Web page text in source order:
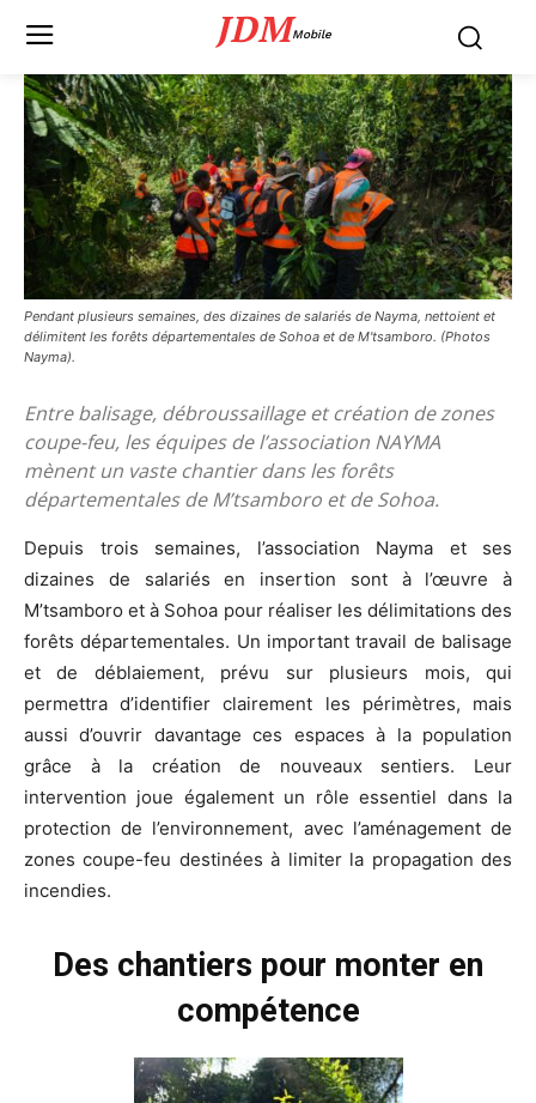
JDMMobile
Pendant plusieurs semaines, des dizaines de salariés de Nayma, nettoient et
délimitent les forêts départementales de Sohoa et de M'tsamboro. (Photos
Nayma).
Entre balisage, débroussaillage et création de zones
coupe-feu, les équipes de l’association NAYMA
mènent un vaste chantier dans les forêts
départementales de M’tsamboro et de Sohoa.
Depuis trois semaines, l’association Nayma et ses
dizaines de salariés en insertion sont à l’œuvre à
M’tsamboro et à Sohoa pour réaliser les délimitations des
forêts départementales. Un important travail de balisage
et de déblaiement, prévu sur plusieurs mois, qui
permettra d’identifier clairement les périmètres, mais
aussi d’ouvrir davantage ces espaces à la population
grâce à la création de nouveaux sentiers. Leur
intervention joue également un rôle essentiel dans la
protection de l’environnement, avec l’aménagement de
zones coupe-feu destinées à limiter la propagation des
incendies.
Des chantiers pour monter en
compétence